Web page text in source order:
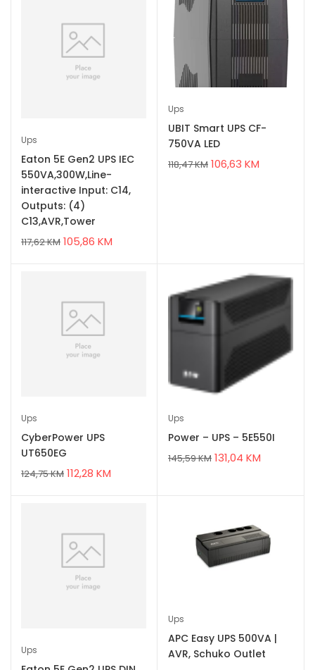
Ups
Eaton 5E Gen2 UPS IEC
550VA,300W,Line-
interactive Input: C14,
Outputs: (4)
C13,AVR,Tower
117,62KM 105,86 KM
Ups
UBIT Smart UPS CF-
750VA LED
118,47KM 106,63 KM
Ups
CyberPower UPS
UT650EG
124,75KM 112,28 KM
Ups
Power – UPS – 5E550I
145,59KM 131,04 KM
Ups
Ups
APC Easy UPS 500VA |
AVR, Schuko Outlet